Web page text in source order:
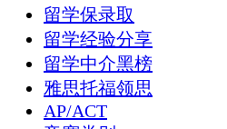
留学保录取
留学经验分享
留学中介黑榜
雅思托福领思
AP/ACT